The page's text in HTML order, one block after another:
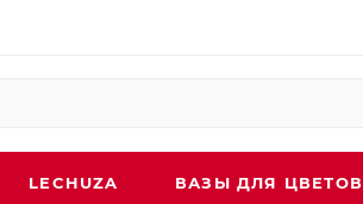
LECHUZA ВАЗЫ ДЛЯ ЦВЕТОВ